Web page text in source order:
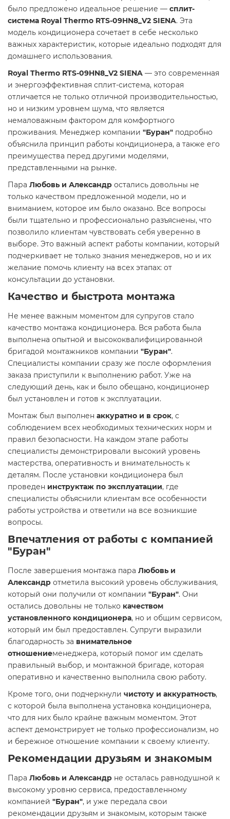
было предложено идеальное решение — сплит-
система Royal Thermo RTS-09HN8_V2 SIENA. Эта
модель кондиционера сочетает в себе несколько
важных характеристик, которые идеально подходят для
домашнего использования.
Royal Thermo RTS-09HN8_V2 SIENA — это современная
и энергоэффективная сплит-система, которая
отличается не только отличной производительностью,
но и низким уровнем шума, что является
немаловажным фактором для комфортного
проживания. Менеджер компании "Буран" подробно
объяснила принцип работы кондиционера, а также его
преимущества перед другими моделями,
представленными на рынке.
Пара Любовь и Александр остались довольны не
только качеством предложенной модели, но и
вниманием, которое им было оказано. Все вопросы
были тщательно и профессионально разъяснены, что
позволило клиентам чувствовать себя уверенно в
выборе. Это важный аспект работы компании, который
подчеркивает не только знания менеджеров, но и их
желание помочь клиенту на всех этапах: от
консультации до установки.
Качество и быстрота монтажа
Не менее важным моментом для супругов стало
качество монтажа кондиционера. Вся работа была
выполнена опытной и высококвалифицированной
бригадой монтажников компании "Буран".
Специалисты компании сразу же после оформления
заказа приступили к выполнению работ. Уже на
следующий день, как и было обещано, кондиционер
был установлен и готов к эксплуатации.
Монтаж был выполнен аккуратно и в срок, с
соблюдением всех необходимых технических норм и
правил безопасности. На каждом этапе работы
специалисты демонстрировали высокий уровень
мастерства, оперативность и внимательность к
деталям. После установки кондиционера был
проведен инструктаж по эксплуатации, где
специалисты объяснили клиентам все особенности
работы устройства и ответили на все возникшие
вопросы.
Впечатления от работы с компанией
"Буран"
После завершения монтажа пара Любовь и
Александр отметила высокий уровень обслуживания,
который они получили от компании "Буран". Они
остались довольны не только качеством
установленного кондиционера, но и общим сервисом,
который им был предоставлен. Супруги выразили
благодарность за внимательное
отношениеменеджера, который помог им сделать
правильный выбор, и монтажной бригаде, которая
оперативно и качественно выполнила свою работу.
Кроме того, они подчеркнули чистоту и аккуратность,
с которой была выполнена установка кондиционера,
что для них было крайне важным моментом. Этот
аспект демонстрирует не только профессионализм, но
и бережное отношение компании к своему клиенту.
Рекомендации друзьям и знакомым
Пара Любовь и Александр не осталась равнодушной к
высокому уровню сервиса, предоставленному
компанией "Буран", и уже передала свои
рекомендации друзьям и знакомым, которым также